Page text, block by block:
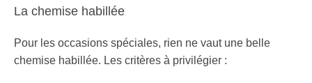
La chemise habillée
Pour les occasions spéciales, rien ne vaut une belle
chemise habillée. Les critères à privilégier :